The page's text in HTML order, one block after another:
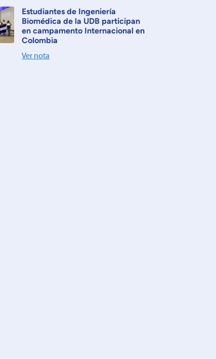
Estudiantes de Ingeniería
Biomédica de la UDB participan
en campamento Internacional en
Colombia
Ver nota